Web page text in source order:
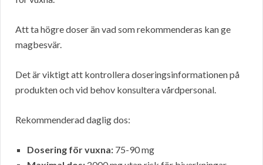
Att ta högre doser än vad som rekommenderas kan ge
magbesvär.
Det är viktigt att kontrollera doseringsinformationen på
produkten och vid behov konsultera vårdpersonal.
Rekommenderad daglig dos:
Dosering för vuxna: 75-90 mg